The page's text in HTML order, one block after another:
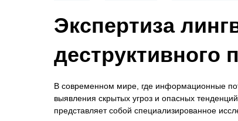
Открытые перечни
Для СМИ
Политика
Экспертиза
деструктивного
В современном мире, где информационные
выявления скрытых угроз и опасных
представляет собой специализированное